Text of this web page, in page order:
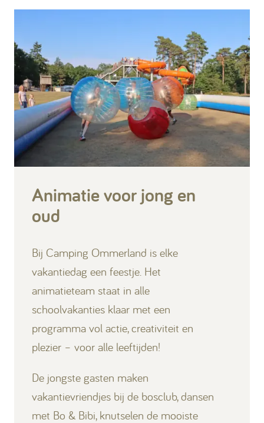
Animatie voor jong en
oud
Bij Camping Ommerland is elke
vakantiedag een feestje. Het
animatieteam staat in alle
schoolvakanties klaar met een
programma vol actie, creativiteit en
plezier – voor alle leeftijden!
De jongste gasten maken
vakantievriendjes bij de bosclub, dansen
met Bo & Bibi, knutselen de mooiste